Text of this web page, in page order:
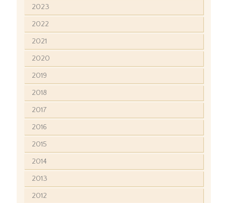
2023
2022
2021
2020
2019
2018
2017
2016
2015
2014
2013
2012